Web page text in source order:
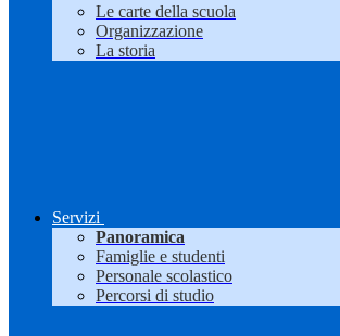
Le carte della scuola
Organizzazione
La storia
Servizi
Panoramica
Famiglie e studenti
Personale scolastico
Percorsi di studio